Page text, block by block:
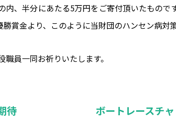
、半分にあたる5万円をご寄付頂いたもので
賞金より、このように当財団のハンセン病対
員一同お祈りいたします。
待
ボートレースチ